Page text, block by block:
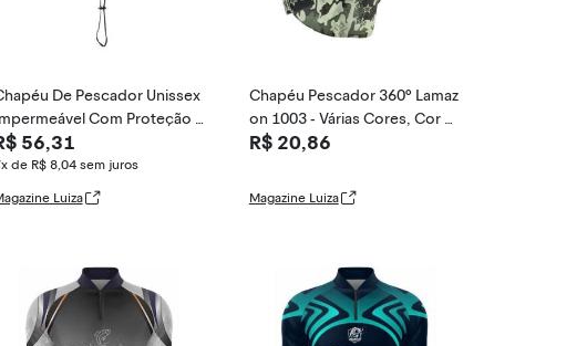
De Pescador Unissex
Com Proteção U
E Malha Respirá
56,31
de R$ 8,04 sem juros
Luiza
Chapéu Pescador 360º Lamaz
on 1003 - Várias Cores, Cor 0
3
R$ 20,86
Magazine Luiza